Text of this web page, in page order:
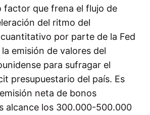
factor que frena el flujo de
del ritmo del
por parte de la Fed
emisión de valores del
para sufragar el
presupuestario del país. Es
neta de bonos
alcance los 300.000-500.000